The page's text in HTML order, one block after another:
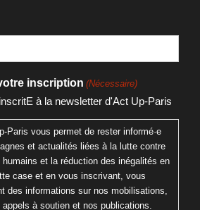
inscription (Nécessaire)
à la newsletter d'Act Up-Paris
Paris vous permet de rester informé·e
et actualités liées à la lutte contre
et la réduction des inégalités en
case et en vous inscrivant, vous
des informations sur nos mobilisations,
à soutien et nos publications.